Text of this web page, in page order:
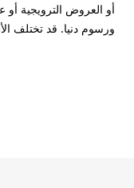
أو العروض الترويجية
ورسوم دنيا. قد تختلف